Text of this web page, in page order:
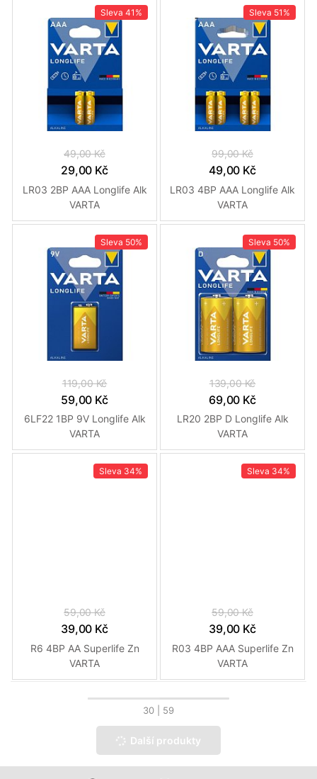
Sleva 41%
49,00 Kč
29,00 Kč
LR03 2BP AAA Longlife Alk
VARTA
Sleva 51%
99,00 Kč
49,00 Kč
LR03 4BP AAA Longlife Alk
VARTA
Sleva 50%
119,00 Kč
59,00 Kč
6LF22 1BP 9V Longlife Alk
VARTA
Sleva 50%
139,00 Kč
69,00 Kč
LR20 2BP D Longlife Alk
VARTA
Sleva 34%
59,00 Kč
39,00 Kč
R6 4BP AA Superlife Zn
VARTA
Sleva 34%
59,00 Kč
39,00 Kč
R03 4BP AAA Superlife Zn
VARTA
30 | 59
Další produkty